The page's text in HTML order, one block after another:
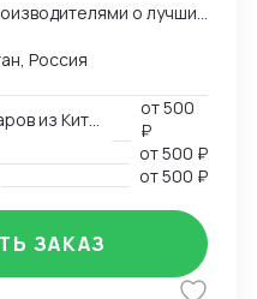
о лучших
и видеоотчет перед
— минимизация
✅ Доставка
в любой город
доставлю в Армению,
✅ Полное
получения ➡
фото, его количество,
Россия
от500
₽
от500 ₽
от500 ₽
ЗАКАЗ